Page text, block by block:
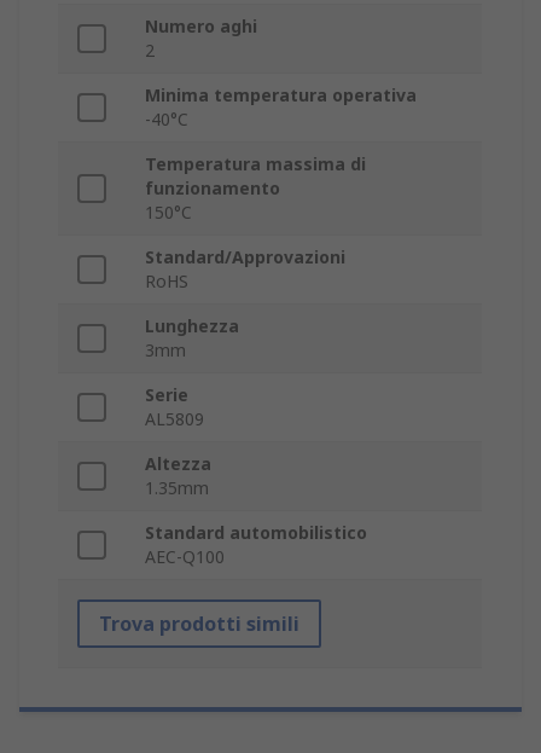
Numero aghi
2
Minima temperatura operativa
-40°C
Temperatura massima di
funzionamento
150°C
Standard/Approvazioni
RoHS
Lunghezza
3mm
Serie
AL5809
Altezza
1.35mm
Standard automobilistico
AEC-Q100
Trova prodotti simili